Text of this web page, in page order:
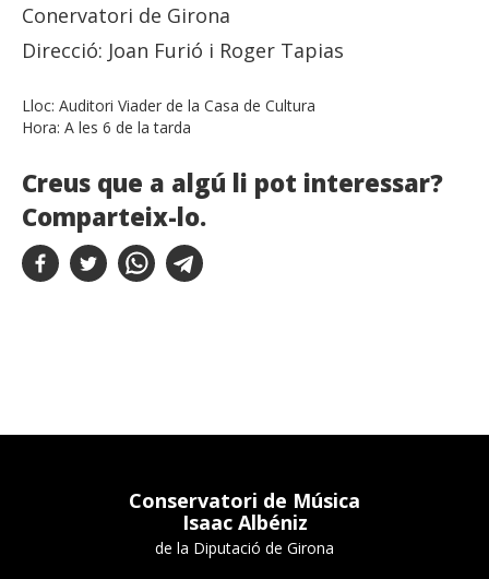
Conervatori de Girona
Direcció: Joan Furió i Roger Tapias
Lloc: Auditori Viader de la Casa de Cultura
Hora: A les 6 de la tarda
Creus que a algú li pot interessar?
Comparteix-lo.
Conservatori de Música
Isaac Albéniz
de la Diputació de Girona